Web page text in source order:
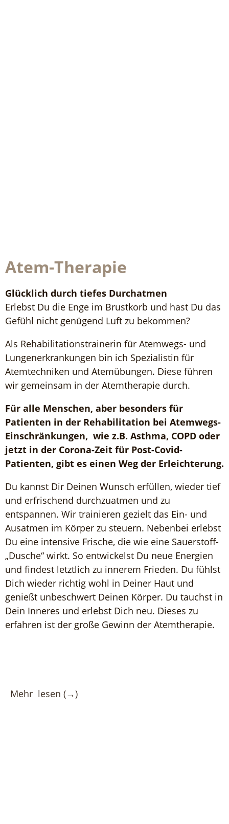
Atem-Therapie
Glücklich durch tiefes Durchatmen
Erlebst Du die Enge im Brustkorb und hast Du das
Gefühl nicht genügend Luft zu bekommen?
Als Rehabilitationstrainerin für Atemwegs- und
Lungenerkrankungen bin ich Spezialistin für
Atemtechniken und Atemübungen. Diese führen
wir gemeinsam in der Atemtherapie durch.
Für alle Menschen, aber besonders für
Patienten in der Rehabilitation bei Atemwegs-
Einschränkungen, wie z.B. Asthma, COPD oder
jetzt in der Corona-Zeit für Post-Covid-
Patienten, gibt es einen Weg der Erleichterung.
Du kannst Dir Deinen Wunsch erfüllen, wieder tief
und erfrischend durchzuatmen und zu
entspannen. Wir trainieren gezielt das Ein- und
Ausatmen im Körper zu steuern. Nebenbei erlebst
Du eine intensive Frische, die wie eine Sauerstoff-
„Dusche“ wirkt. So entwickelst Du neue Energien
und findest letztlich zu innerem Frieden. Du fühlst
Dich wieder richtig wohl in Deiner Haut und
genießt unbeschwert Deinen Körper. Du tauchst in
Dein Inneres und erlebst Dich neu. Dieses zu
erfahren ist der große Gewinn der Atemtherapie.
Mehr lesen (→)